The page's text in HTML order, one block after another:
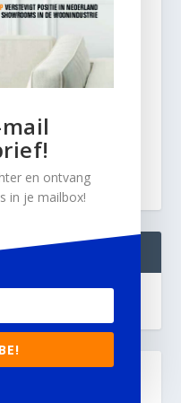
en ontvang
in je mailbox!